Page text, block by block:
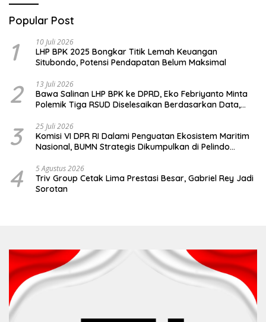
Popular Post
1 10 Juli 2026
LHP BPK 2025 Bongkar Titik Lemah Keuangan
Situbondo, Potensi Pendapatan Belum Maksimal
2 13 Juli 2026
Bawa Salinan LHP BPK ke DPRD, Eko Febriyanto Minta
Polemik Tiga RSUD Diselesaikan Berdasarkan Data,
3 25 Juli 2026
Komisi VI DPR RI Dalami Penguatan Ekosistem Maritim
Nasional, BUMN Strategis Dikumpulkan di Pelindo
4 5 Agustus 2026
Triv Group Cetak Lima Prestasi Besar, Gabriel Rey Jadi
Sorotan